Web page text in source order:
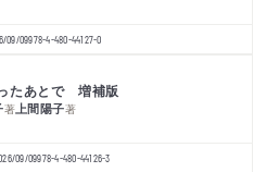
09/09978-4-480-44127-0
たあとで 増補版
著上間陽子著
09/09978-4-480-44126-3